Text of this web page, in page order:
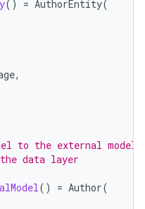
() = AuthorEntity(
,
to the external model
data layer
() = Author(